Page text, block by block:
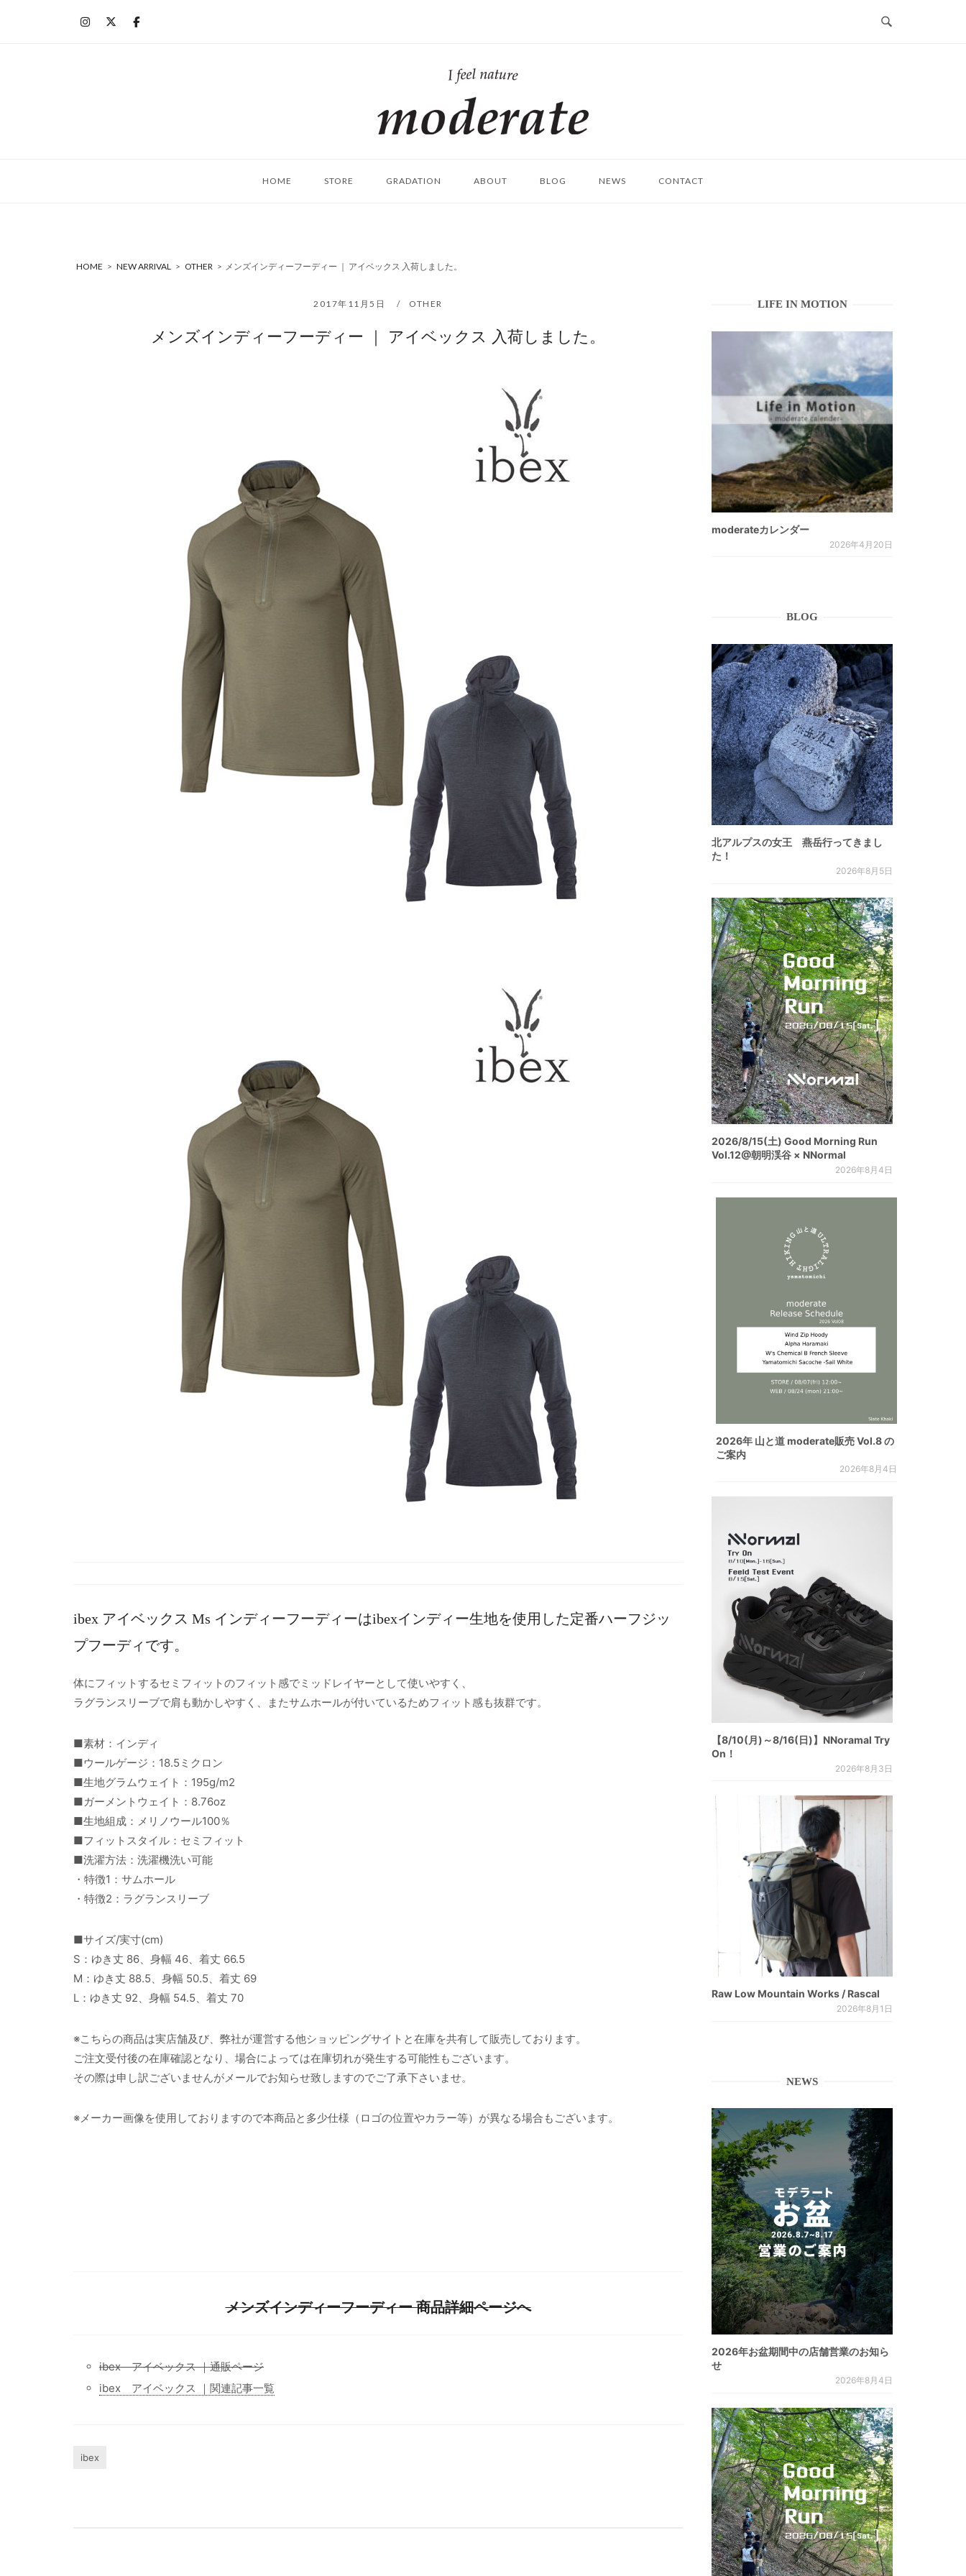
ム
HOME STORE GRADATION ABOUT BLOG NEWS CONTACT
HOME > NEW ARRIVAL > OTHER > メンズインディーフーディー ｜ アイベックス 入荷しました。
2017年11月5日 OTHER
メンズインディーフーディー ｜ アイベックス 入荷しました。
ibex アイベックス Ms インディーフーディーはibexインディー生地を使用した定番ハーフジッ
プフーディです。
体にフィットするセミフィットのフィット感でミッドレイヤーとして使いやすく、
ラグランスリーブで肩も動かしやすく、またサムホールが付いているためフィット感も抜群です。
■素材：インディ
■ウールゲージ：18.5ミクロン
■生地グラムウェイト：195g/m2
■ガーメントウェイト：8.76oz
■生地組成：メリノウール100％
■フィットスタイル：セミフィット
■洗濯方法：洗濯機洗い可能
・特徴1：サムホール
・特徴2：ラグランスリーブ
■サイズ/実寸(cm)
S：ゆき丈 86、身幅 46、着丈 66.5
M：ゆき丈 88.5、身幅 50.5、着丈 69
L：ゆき丈 92、身幅 54.5、着丈 70
※こちらの商品は実店舗及び、弊社が運営する他ショッピングサイトと在庫を共有して販売しております。
ご注文受付後の在庫確認となり、場合によっては在庫切れが発生する可能性もございます。
その際は申し訳ございませんがメールでお知らせ致しますのでご了承下さいませ。
※メーカー画像を使用しておりますので本商品と多少仕様（ロゴの位置やカラー等）が異なる場合もございます。
メンズインディーフーディー 商品詳細ページへ
ibex アイベックス ｜通販ページ
ibex アイベックス ｜関連記事一覧
ibex
LIFE IN MOTION
moderateカレンダー
2026年4月20日
BLOG
北アルプスの女王 燕岳行ってきまし
た！
2026年8月5日
2026/8/15(土) Good Morning Run
Vol.12@朝明渓谷 × NNormal
2026年8月4日
2026年 山と道 moderate販売 Vol.8 の
ご案内
2026年8月4日
【8/10(月)～8/16(日)】NNoramal Try
On！
2026年8月3日
Raw Low Mountain Works / Rascal
2026年8月1日
NEWS
2026年お盆期間中の店舗営業のお知ら
せ
2026年8月4日